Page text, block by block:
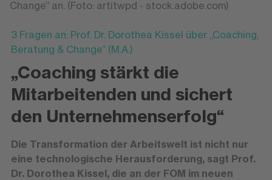
Change“ an. (Foto: artitwpd - stock.adobe.com)
3 Fragen an: Prof. Dr. Dorothea Kissel über „Coaching,
Beratung & Change“ (M.A.)
„Coaching stärkt die
Mitarbeitenden und sichert
den Unternehmenserfolg“
Die Transformation der Arbeitswelt ist nicht nur
eine technologische Herausforderung, sagt Prof.
Dr. Dorothea Kissel, die an der FOM im neuen